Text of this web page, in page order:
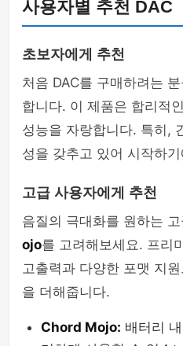
사용자별 추천 DAC
초보자에게 추천
처음 DAC를 구매하려는
합니다. 이 제품은 합리적
성능을 자랑합니다. 특히,
성을 갖추고 있어 시작하
고급 사용자에게 추천
음질의 극대화를 원하는
ojo를 고려해보세요. 프리
고출력과 다양한 포맷 지
을 더해줍니다.
Chord Mojo: 배터리